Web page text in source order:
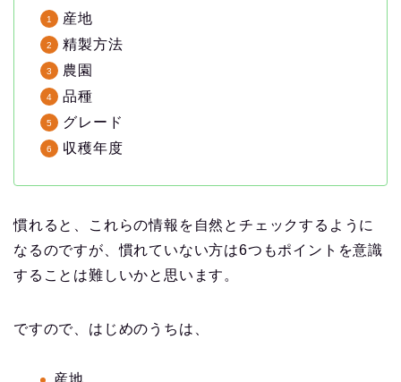
産地
精製方法
農園
品種
グレード
収穫年度
慣れると、これらの情報を自然とチェックするように
なるのですが、慣れていない方は6つもポイントを意識
することは難しいかと思います。
ですので、はじめのうちは、
産地